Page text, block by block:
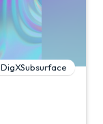
DigXSubsurface